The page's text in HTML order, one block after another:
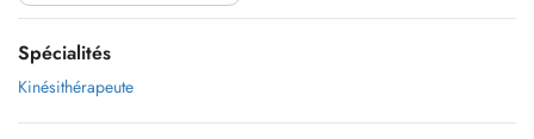
Spécialités
Kinésithérapeute